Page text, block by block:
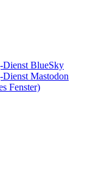
BlueSky
Mastodon
Fenster)